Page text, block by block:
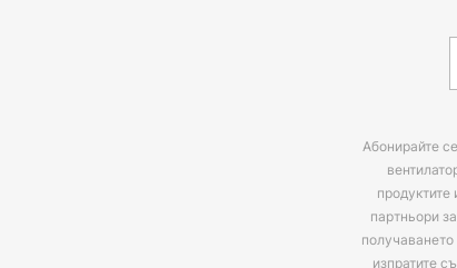
Абонирайте
партньори
изпратите